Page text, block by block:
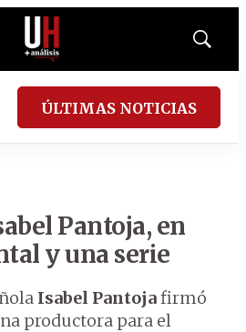
Mostrar
ÚLTIMAS NOTICIAS
Pantoja, en
y una serie
Isabel Pantojafirmó
productora para el